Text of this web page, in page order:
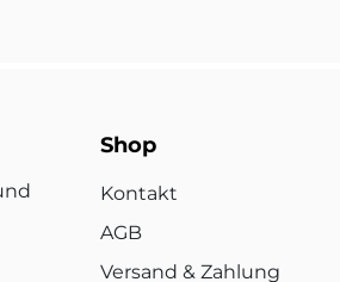
Shop
Kontakt
AGB
Versand & Zahlung